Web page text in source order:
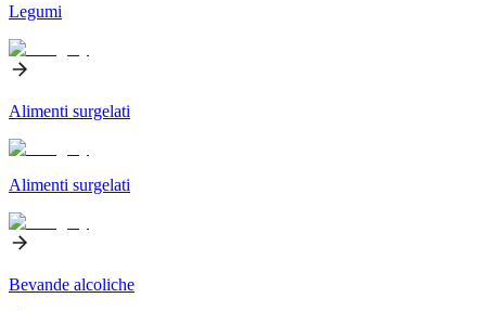
Legumi
Alimenti surgelati
Alimenti surgelati
Bevande alcoliche